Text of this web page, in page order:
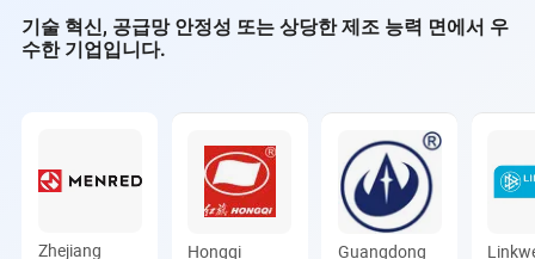
기술 혁신, 공급망 안정성 또는 상당한 제조 능력 면에서 우
수한 기업입니다.
Zhejiang
Hongqi
Guangdong